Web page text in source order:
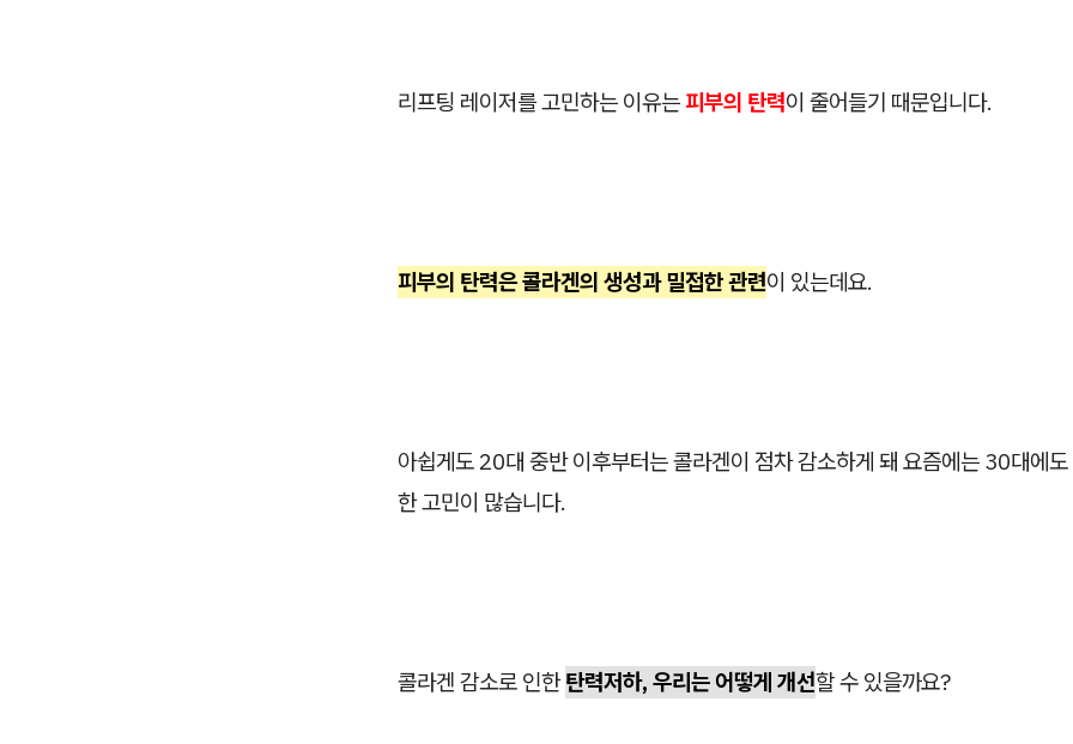
리프팅 레이저를 고민하는 이유는 피부의 탄력이 줄어들기 때문입니다.
피부의 탄력은 콜라겐의 생성과 밀접한 관련이 있는데요.
아쉽게도 20대 중반 이후부터는 콜라겐이 점차 감소하게 돼 요즘에는 30대에도
한 고민이 많습니다.
콜라겐 감소로 인한탄력저하, 우리는 어떻게 개선할 수 있을까요?